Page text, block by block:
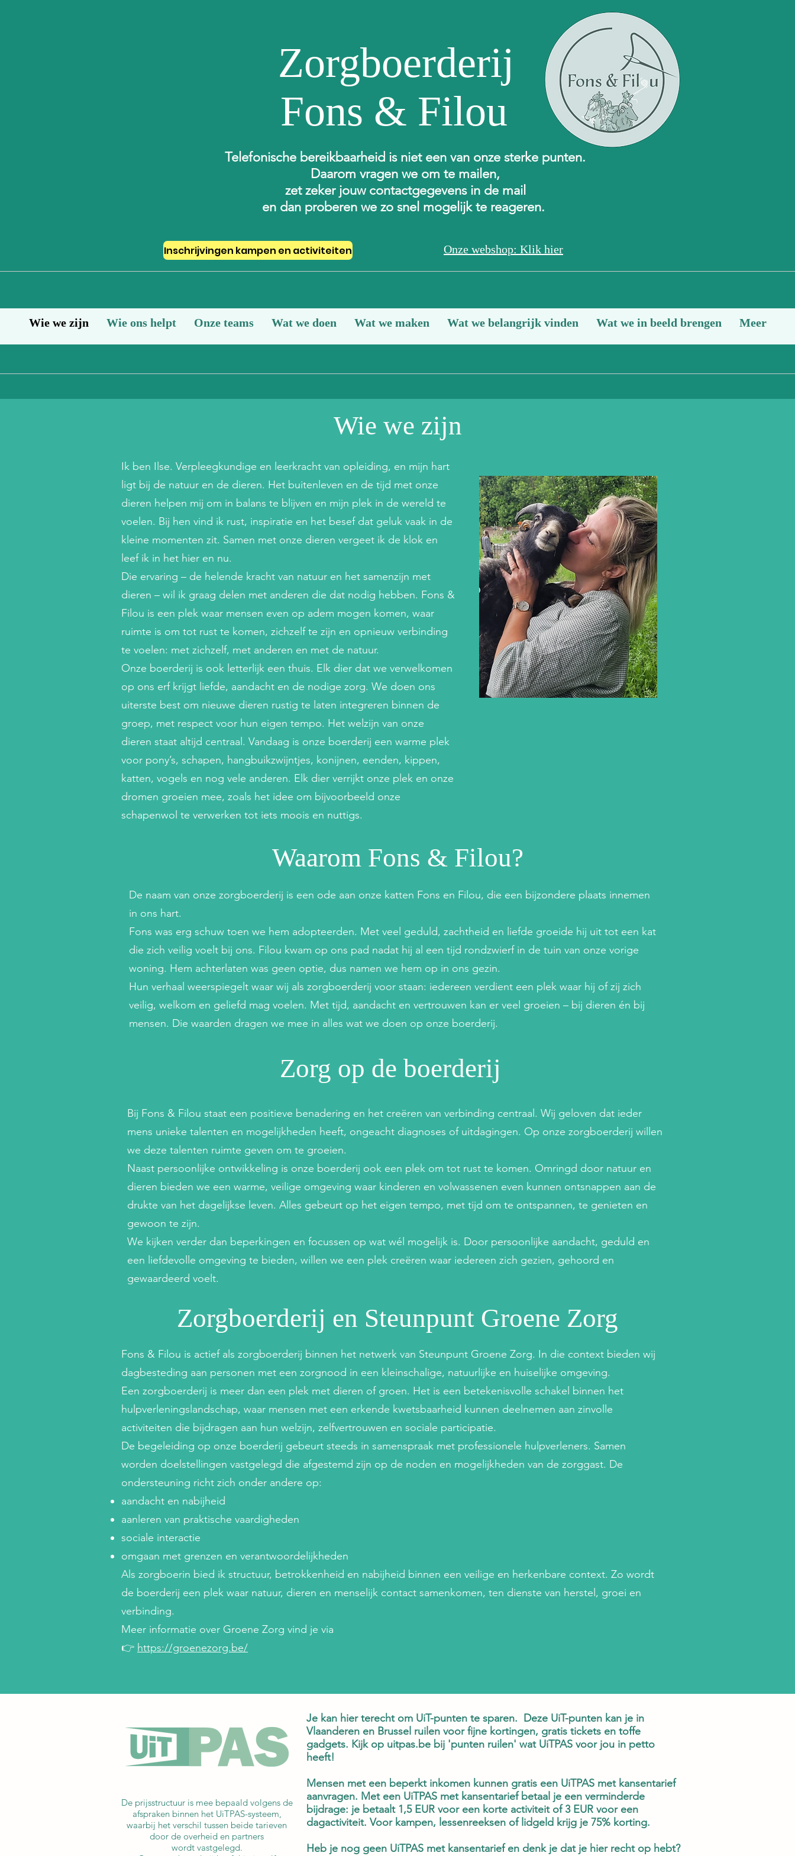
Zorgboerderij
Fons & Filou
Telefonische bereikbaarheid is niet een van onze sterke punten.
Daarom vragen we om te mailen,
zet zeker jouw contactgegevens in de mail
en dan proberen we zo snel mogelijk te reageren.
Inschrijvingen kampen en activiteiten Onze webshop: Klik hier
Wie we zijn Wie ons helpt Onze teams Wat we doen Wat we maken Wat we belangrijk vinden Wat we in beeld brengen Meer
Wie we zijn
Ik ben Ilse. Verpleegkundige en leerkracht van opleiding, en mijn hart
ligt bij de natuur en de dieren. Het buitenleven en de tijd met onze
dieren helpen mij om in balans te blijven en mijn plek in de wereld te
voelen. Bij hen vind ik rust, inspiratie en het besef dat geluk vaak in de
kleine momenten zit. Samen met onze dieren vergeet ik de klok en
leef ik in het hier en nu.
Die ervaring – de helende kracht van natuur en het samenzijn met
dieren – wil ik graag delen met anderen die dat nodig hebben. Fons &
Filou is een plek waar mensen even op adem mogen komen, waar
ruimte is om tot rust te komen, zichzelf te zijn en opnieuw verbinding
te voelen: met zichzelf, met anderen en met de natuur.
Onze boerderij is ook letterlijk een thuis. Elk dier dat we verwelkomen
op ons erf krijgt liefde, aandacht en de nodige zorg. We doen ons
uiterste best om nieuwe dieren rustig te laten integreren binnen de
groep, met respect voor hun eigen tempo. Het welzijn van onze
dieren staat altijd centraal. Vandaag is onze boerderij een warme plek
voor pony’s, schapen, hangbuikzwijntjes, konijnen, eenden, kippen,
katten, vogels en nog vele anderen. Elk dier verrijkt onze plek en onze
dromen groeien mee, zoals het idee om bijvoorbeeld onze
schapenwol te verwerken tot iets moois en nuttigs.
Waarom Fons & Filou?
De naam van onze zorgboerderij is een ode aan onze katten Fons en Filou, die een bijzondere plaats innemen
in ons hart.
Fons was erg schuw toen we hem adopteerden. Met veel geduld, zachtheid en liefde groeide hij uit tot een kat
die zich veilig voelt bij ons. Filou kwam op ons pad nadat hij al een tijd rondzwierf in de tuin van onze vorige
woning. Hem achterlaten was geen optie, dus namen we hem op in ons gezin.
Hun verhaal weerspiegelt waar wij als zorgboerderij voor staan: iedereen verdient een plek waar hij of zij zich
veilig, welkom en geliefd mag voelen. Met tijd, aandacht en vertrouwen kan er veel groeien – bij dieren én bij
mensen. Die waarden dragen we mee in alles wat we doen op onze boerderij.
Zorg op de boerderij
Bij Fons & Filou staat een positieve benadering en het creëren van verbinding centraal. Wij geloven dat ieder
mens unieke talenten en mogelijkheden heeft, ongeacht diagnoses of uitdagingen. Op onze zorgboerderij willen
we deze talenten ruimte geven om te groeien.
Naast persoonlijke ontwikkeling is onze boerderij ook een plek om tot rust te komen. Omringd door natuur en
dieren bieden we een warme, veilige omgeving waar kinderen en volwassenen even kunnen ontsnappen aan de
drukte van het dagelijkse leven. Alles gebeurt op het eigen tempo, met tijd om te ontspannen, te genieten en
gewoon te zijn.
We kijken verder dan beperkingen en focussen op wat wél mogelijk is. Door persoonlijke aandacht, geduld en
een liefdevolle omgeving te bieden, willen we een plek creëren waar iedereen zich gezien, gehoord en
gewaardeerd voelt.
Zorgboerderij en Steunpunt Groene Zorg
Fons & Filou is actief als zorgboerderij binnen het netwerk van Steunpunt Groene Zorg. In die context bieden wij
dagbesteding aan personen met een zorgnood in een kleinschalige, natuurlijke en huiselijke omgeving.
Een zorgboerderij is meer dan een plek met dieren of groen. Het is een betekenisvolle schakel binnen het
hulpverleningslandschap, waar mensen met een erkende kwetsbaarheid kunnen deelnemen aan zinvolle
activiteiten die bijdragen aan hun welzijn, zelfvertrouwen en sociale participatie.
De begeleiding op onze boerderij gebeurt steeds in samenspraak met professionele hulpverleners. Samen
worden doelstellingen vastgelegd die afgestemd zijn op de noden en mogelijkheden van de zorggast. De
ondersteuning richt zich onder andere op:
aandacht en nabijheid
aanleren van praktische vaardigheden
sociale interactie
omgaan met grenzen en verantwoordelijkheden
Als zorgboerin bied ik structuur, betrokkenheid en nabijheid binnen een veilige en herkenbare context. Zo wordt
de boerderij een plek waar natuur, dieren en menselijk contact samenkomen, ten dienste van herstel, groei en
verbinding.
Meer informatie over Groene Zorg vind je via
👉 https://groenezorg.be/
De prijsstructuur is mee bepaald volgens de
afspraken binnen het UiTPAS-systeem,
waarbij het verschil tussen beide tarieven
door de overheid en partners
wordt vastgelegd.
Je kan hier terecht om UiT-punten te sparen. Deze UiT-punten kan je in
Vlaanderen en Brussel ruilen voor fijne kortingen, gratis tickets en toffe
gadgets. Kijk op uitpas.be bij 'punten ruilen' wat UiTPAS voor jou in petto
heeft!
Mensen met een beperkt inkomen kunnen gratis een UiTPAS met kansentarief
aanvragen. Met een UiTPAS met kansentarief betaal je een verminderde
bijdrage: je betaalt 1,5 EUR voor een korte activiteit of 3 EUR voor een
dagactiviteit. Voor kampen, lessenreeksen of lidgeld krijg je 75% korting.
Heb je nog geen UiTPAS met kansentarief en denk je dat je hier recht op hebt?